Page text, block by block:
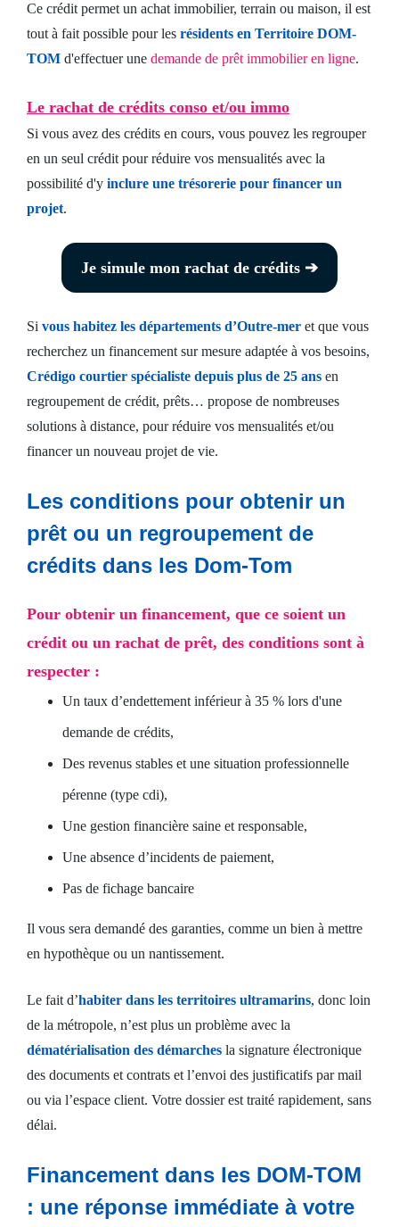
Ce crédit permet un achat immobilier, terrain ou maison, il est
tout à fait possible pour les résidents en Territoire DOM-
TOM d'effectuer une demande de prêt immobilier en ligne.
Le rachat de crédits conso et/ou immo
Si vous avez des crédits en cours, vous pouvez les regrouper
en un seul crédit pour réduire vos mensualités avec la
possibilité d'y inclure une trésorerie pour financer un
projet.
Je simule mon rachat de crédits ➔
Si vous habitez les départements d’Outre-mer et que vous
recherchez un financement sur mesure adaptée à vos besoins,
Crédigo courtier spécialiste depuis plus de 25 ans en
regroupement de crédit, prêts… propose de nombreuses
solutions à distance, pour réduire vos mensualités et/ou
financer un nouveau projet de vie.
Les conditions pour obtenir un
prêt ou un regroupement de
crédits dans les Dom-Tom
Pour obtenir un financement, que ce soient un
crédit ou un rachat de prêt, des conditions sont à
respecter :
Un taux d’endettement inférieur à 35 % lors d'une
demande de crédits,
Des revenus stables et une situation professionnelle
pérenne (type cdi),
Une gestion financière saine et responsable,
Une absence d’incidents de paiement,
Pas de fichage bancaire
Il vous sera demandé des garanties, comme un bien à mettre
en hypothèque ou un nantissement.
Le fait d’habiter dans les territoires ultramarins, donc loin
de la métropole, n’est plus un problème avec la
dématérialisation des démarches la signature électronique
des documents et contrats et l’envoi des justificatifs par mail
ou via l’espace client. Votre dossier est traité rapidement, sans
délai.
Financement dans les DOM-TOM
: une réponse immédiate à votre